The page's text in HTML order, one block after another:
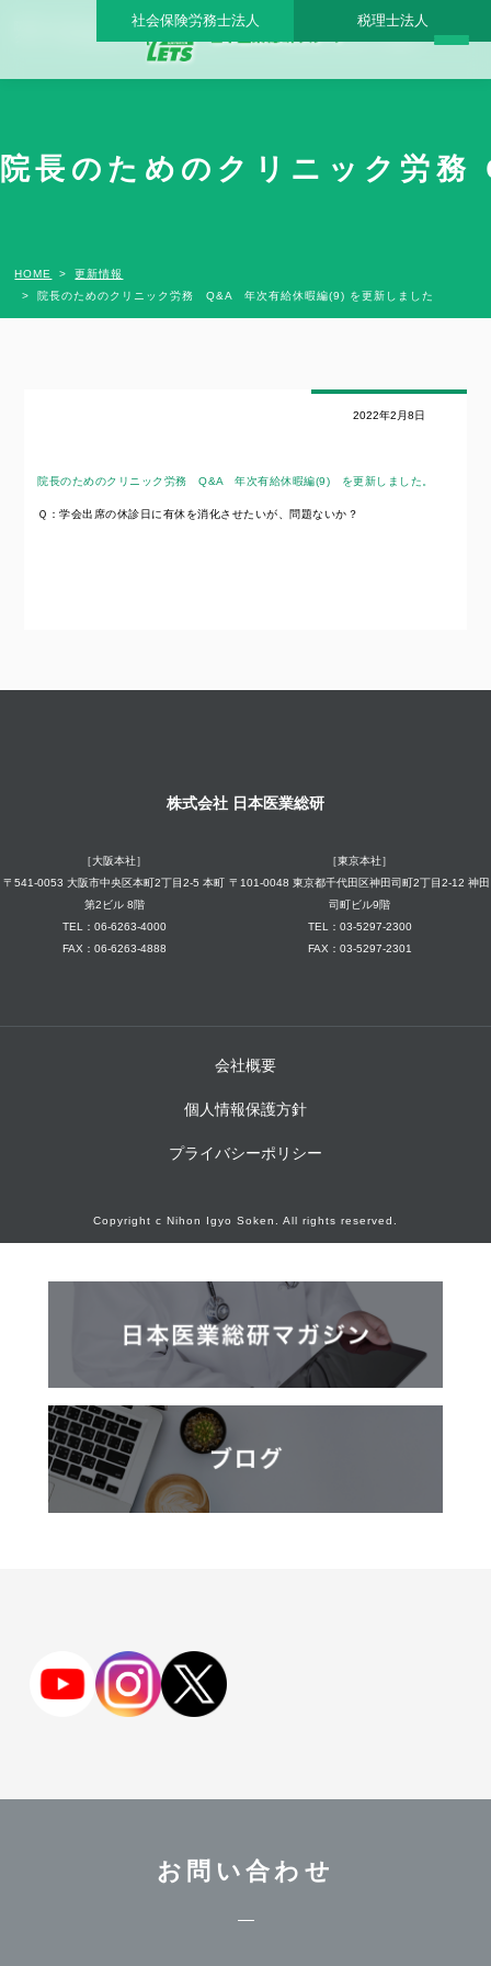
院長のためのクリニック労務 Q&A 年次有給休暇編(9) を更新しました - 日本医業総研
社会保険労務士法人 税理士法人
院長のためのクリニック労
HOME
更新情報
院長のためのクリニック労務 Q&A 年次有給休暇編(9) を更新しました
2022年2月8日
院長のためのクリニック労務 Q&A 年次有給休暇編(9) を更新しました。
Ｑ：学会出席の休診日に有休を消化させたいが、問題ないか？
株式会社 日本医業総研
［大阪本社］
〒541-0053 大阪市中央区本町2丁目2-5 本町
第2ビル 8階
TEL：06-6263-4000
FAX：06-6263-4888
［東京本社］
〒101-0048 東京都千代田区神田司町2丁目2-12 神田
司町ビル9階
TEL：03-5297-2300
FAX：03-5297-2301
会社概要
個人情報保護方針
プライバシーポリシー
Copyright c Nihon Igyo Soken. All rights reserved.
お問い合わせ